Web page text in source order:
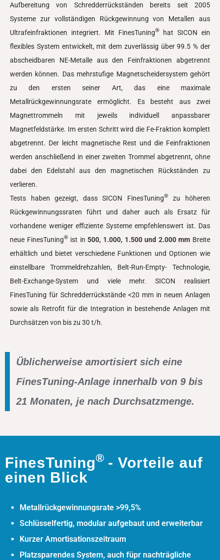
Aufbereitung von Schredderrückständen bereits seit 2005
Systeme zur vollständigen Rückgewinnung von Metallen aus
Ultrafeinfraktionen integriert. Mit FinesTuning®
hat SICON ein
flexibles System entwickelt, mit dem zuverlässig über 99.5 % der
abscheidbaren NE-Metalle aus den Feinfraktionen abgetrennt
werden können. Das mehrstufige Magnetscheidersystem gehört
zu den ersten seiner Art, das eine maximale
Metallrückgewinnungsrate ermöglicht. Es besteht aus zwei
Magnettrommeln mit jeweils individuell anpassbarer
Magnetfeldstärke. Im ersten Schritt wird die Fe-Fraktion komplett
abgetrennt. Der leicht magnetische Rest und die Feinfraktionen
werden anschließend in einer zweiten Trommel abgetrennt, ohne
dabei den Edelstahl aus den magnetischen Rückständen zu
verlieren.
Tests haben gezeigt, dass SICON FinesTuning®
zu höheren
Rückgewinnungssraten führt und daher auch als Ersatz für
vorhandene weniger effiziente Systeme empfehlenswert ist. Das
neue FinesTuning® ist in 500, 1.000, 1.500 und 2.000 mm Breite
erhältlich und bietet verschiedene Funktionen und Optionen wie
einstellbare Trommeldrehzahlen, Belt-Run-Empty- Technologie,
Belt-Exchange-System und viele mehr. SICON realisiert
FinesTuning für Schredderrückstände <20 mm in neuen Anlagen
sowie als Retrofit für die Integration in bestehende Anlagen mit
Durchsätzen von bis zu 30 t/h.
Üblicherweise amortisiert sich eine
FinesTuning-Anlage innerhalb von 9 bis
21 Monaten, je nach Durchsatzmenge.
FinesTuning® - Vorteile auf
einen Blick
Metallrückgewinnungsrate >99,5%
Schlüsselfertig, modular aufgebaut und erweiterbar
Kurzer Amortisationszeitraum
Platzsparendes System, auch füpr nachträgliche